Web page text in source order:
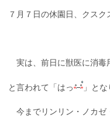
７月７日の休園日、クス
実は、前日に獣医に消毒
と言われて「はっ 」と
今までリンリン・ノカゼ